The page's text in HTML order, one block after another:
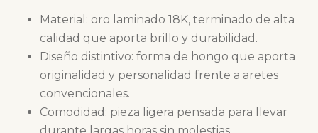
Material: oro laminado 18K, terminado de alta
calidad que aporta brillo y durabilidad.
Diseño distintivo: forma de hongo que aporta
originalidad y personalidad frente a aretes
convencionales.
Comodidad: pieza ligera pensada para llevar